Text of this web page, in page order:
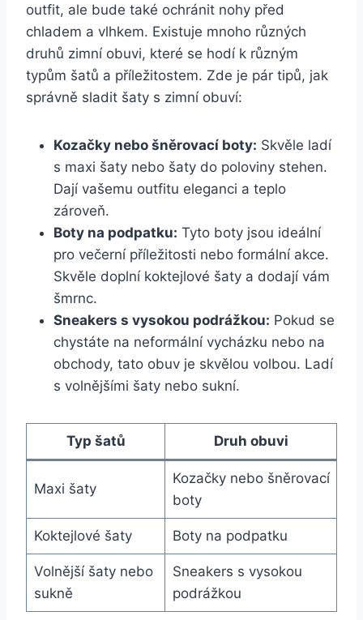
outfit, ale bude také ochránit⁤ nohy⁤ před
chladem⁢ a vlhkem. Existuje mnoho různých
druhů zimní obuvi, které se hodí k ‍různým
typům šatů a příležitostem. Zde je pár tipů, jak
správně sladit šaty s zimní obuví:
Kozačky nebo šněrovací‍ boty: Skvěle ladí
s maxi šaty nebo ‌šaty do poloviny⁢ stehen.
Dají vašemu outfitu eleganci a teplo
zároveň.
Boty na ​podpatku: Tyto boty‍ jsou ideální
pro‍ večerní příležitosti nebo formální akce.
Skvěle ⁤doplní koktejlové šaty a dodají vám
šmrnc.
Sneakers s vysokou podrážkou: Pokud se
chystáte na⁤ neformální vycházku⁣ nebo na
obchody, tato obuv je ​skvělou volbou.​ Ladí
s ⁤volnějšími šaty nebo sukní.
Typ šatů Druh obuvi
Maxi šaty
Kozačky nebo šněrovací
boty
Koktejlové šaty Boty na podpatku
Volnější šaty nebo
sukně
Sneakers s vysokou
podrážkou